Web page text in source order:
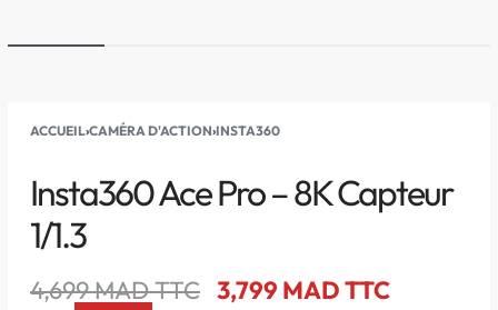
ACCUEIL›CAMÉRA D'ACTION›INSTA360
Insta360 Ace Pro – 8K Capteur
1/1.3
4,699MAD TTC 3,799 MAD TTC